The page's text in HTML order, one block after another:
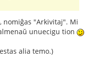
nomiĝas "Arkivitaj". Mi
unuecigu tion
alia temo.)